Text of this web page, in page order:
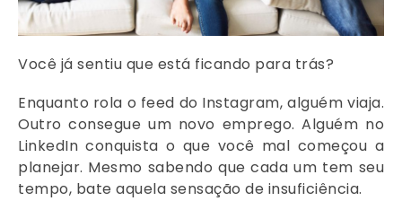
Você já sentiu que está ficando para trás?
Enquanto rola o feed do Instagram, alguém viaja.
Outro consegue um novo emprego. Alguém no
LinkedIn conquista o que você mal começou a
planejar. Mesmo sabendo que cada um tem seu
tempo, bate aquela sensação de insuficiência.